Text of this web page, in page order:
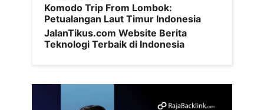
Komodo Trip From Lombok:
Petualangan Laut Timur Indonesia
JalanTikus.com Website Berita
Teknologi Terbaik di Indonesia